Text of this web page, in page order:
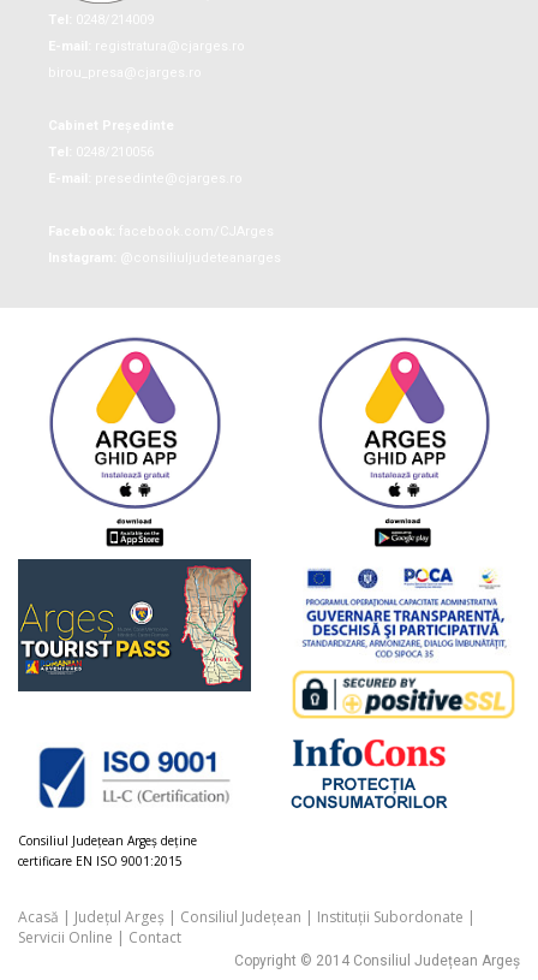
Consiliul Judeţean Argeș deţine
certificare EN ISO 9001:2015
Acasă | Județul Argeș | Consiliul Județean | Instituții Subordonate |
Servicii Online | Contact
Copyright © 2014 Consiliul Județean Argeș